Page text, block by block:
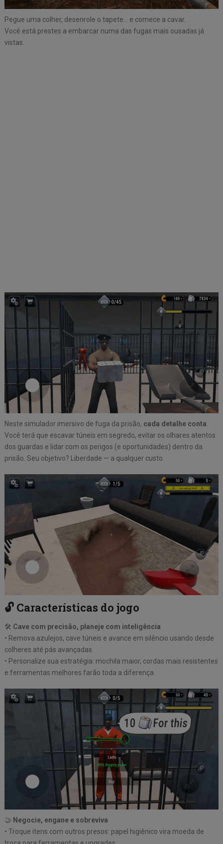
Pegue uma colher, desenrole o tapete… e comece a cavar.
Você está prestes a embarcar numa das fugas mais ousadas já
vistas.
Neste simulador imersivo de fuga da prisão, cada detalhe conta
Você terá que escavar túneis em segredo, evitar os olhares atentos
dos guardas e lidar com os perigos (e oportunidades) dentro da
prisão. Seu objetivo? Liberdade — a qualquer custo.
🔓 Características do jogo
🛠️ Cave com precisão, planeje com inteligência
• Remova azulejos, cave túneis e avance em silêncio usando desde
colheres até pás avançadas.
• Personalize sua estratégia: mochila maior, cordas mais resistentes
e ferramentas melhores farão toda a diferença.
🤝 Negocie, engane e sobreviva
• Troque itens com outros presos: papel higiênico vira moeda de